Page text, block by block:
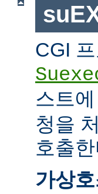
CGI
스트
청을
호출
가상